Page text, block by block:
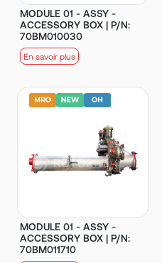
MODULE 01 - ASSY -
ACCESSORY BOX | P/N:
70BM010030
En savoir plus
MODULE 01 - ASSY -
ACCESSORY BOX | P/N:
70BM011710